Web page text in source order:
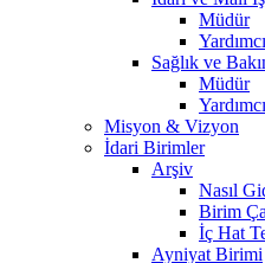
Müdür
Sağlık ve
Müdür
Misyon & Vizyon
İdari Birimler
Arşiv
Nasıl
Birim
İç Hat
Ayniyat Birimi